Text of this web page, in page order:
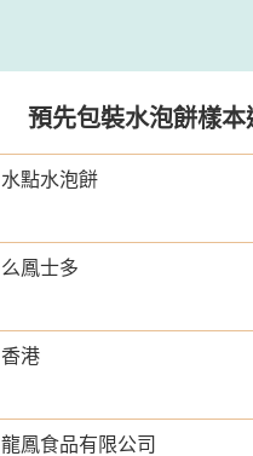
預先包裝水泡餅樣本
水點水泡餅
么鳳士多
香港
龍鳳食品有限公司